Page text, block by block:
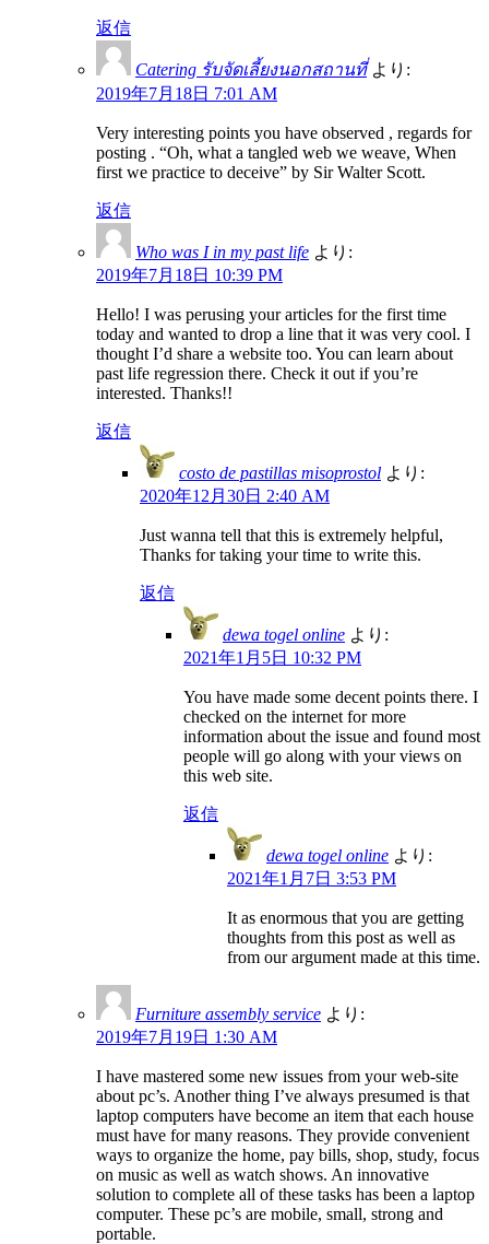
返信
Catering รับจัดเลี้ยงนอกสถานที่ より:
2019年7月18日 7:01 AM
Very interesting points you have observed , regards for
posting . “Oh, what a tangled web we weave, When
first we practice to deceive” by Sir Walter Scott.
返信
Who was I in my past life より:
2019年7月18日 10:39 PM
Hello! I was perusing your articles for the first time
today and wanted to drop a line that it was very cool. I
thought I’d share a website too. You can learn about
past life regression there. Check it out if you’re
interested. Thanks!!
返信
costo de pastillas misoprostol より:
2020年12月30日 2:40 AM
Just wanna tell that this is extremely helpful,
Thanks for taking your time to write this.
返信
dewa togel online より:
2021年1月5日 10:32 PM
You have made some decent points there. I
checked on the internet for more
information about the issue and found most
people will go along with your views on
this web site.
返信
dewa togel online より:
2021年1月7日 3:53 PM
It as enormous that you are getting
thoughts from this post as well as
from our argument made at this time.
Furniture assembly service より:
2019年7月19日 1:30 AM
I have mastered some new issues from your web-site
about pc’s. Another thing I’ve always presumed is that
laptop computers have become an item that each house
must have for many reasons. They provide convenient
ways to organize the home, pay bills, shop, study, focus
on music as well as watch shows. An innovative
solution to complete all of these tasks has been a laptop
computer. These pc’s are mobile, small, strong and
portable.